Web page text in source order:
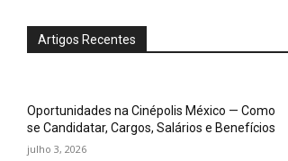
Artigos Recentes
Oportunidades na Cinépolis México — Como
se Candidatar, Cargos, Salários e Benefícios
julho 3, 2026